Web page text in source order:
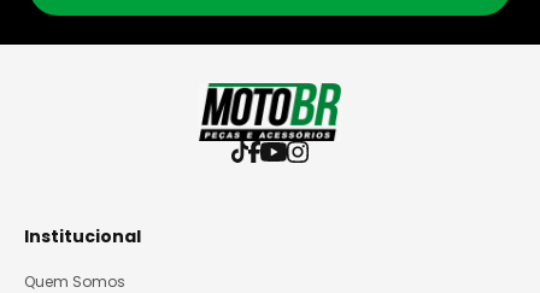
Institucional
Quem Somos